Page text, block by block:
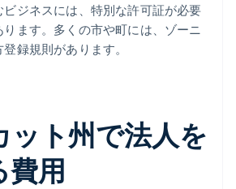
ビジネスには、特別な許可証が必要
ます。多くの市や町には、ゾーニ
録規則があります。
ット州で法人を
費用